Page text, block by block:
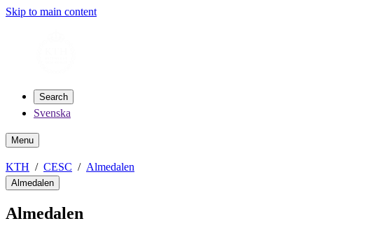
Skip to main content
Search
Svenska
Menu
KTH CESC Almedalen
Almedalen
Almedalen